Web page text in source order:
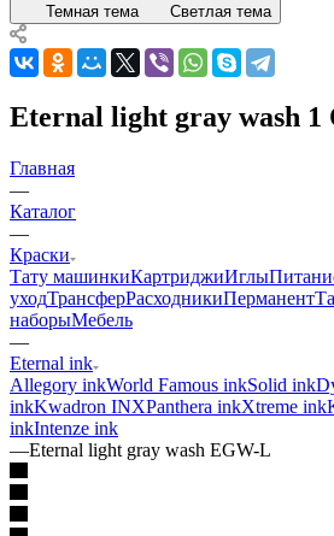
Темная тема Светлая тема
Eternal light gray wash 1
Главная
—
Каталог
—
Краски
Тату машинкиКартриджиИглы
уходТрансферРасходникиПерманент
наборыМебель
—
Eternal ink
Allegory inkWorld Famous inkSolid ink
inkKwadron INXPanthera inkXtreme ink
inkIntenze ink
—Eternal light gray wash EGW-L